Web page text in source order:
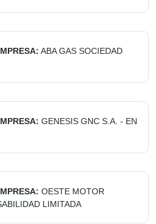
ABA GAS SOCIEDAD
GENESIS GNC S.A. - EN
OESTE MOTOR
LIMITADA